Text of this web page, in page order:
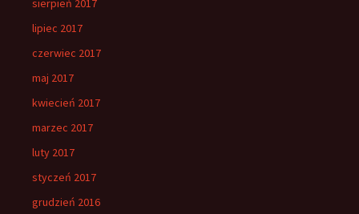
sierpień 2017
lipiec 2017
czerwiec 2017
maj 2017
kwiecień 2017
marzec 2017
luty 2017
styczeń 2017
grudzień 2016